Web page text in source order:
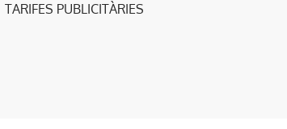
TARIFES PUBLICITÀRIES